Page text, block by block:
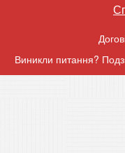
Виникли питання?